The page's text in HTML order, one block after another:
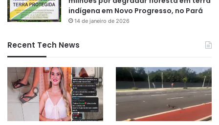
indígena em Novo Progresso, no Pará
14 de janeiro de 2026
Recent Tech News